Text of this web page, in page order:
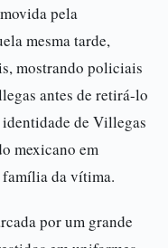
pela
mesma tarde,
mostrando policiais
antes de retirá-lo
de Villegas
mexicano em
família da vítima.
por um grande